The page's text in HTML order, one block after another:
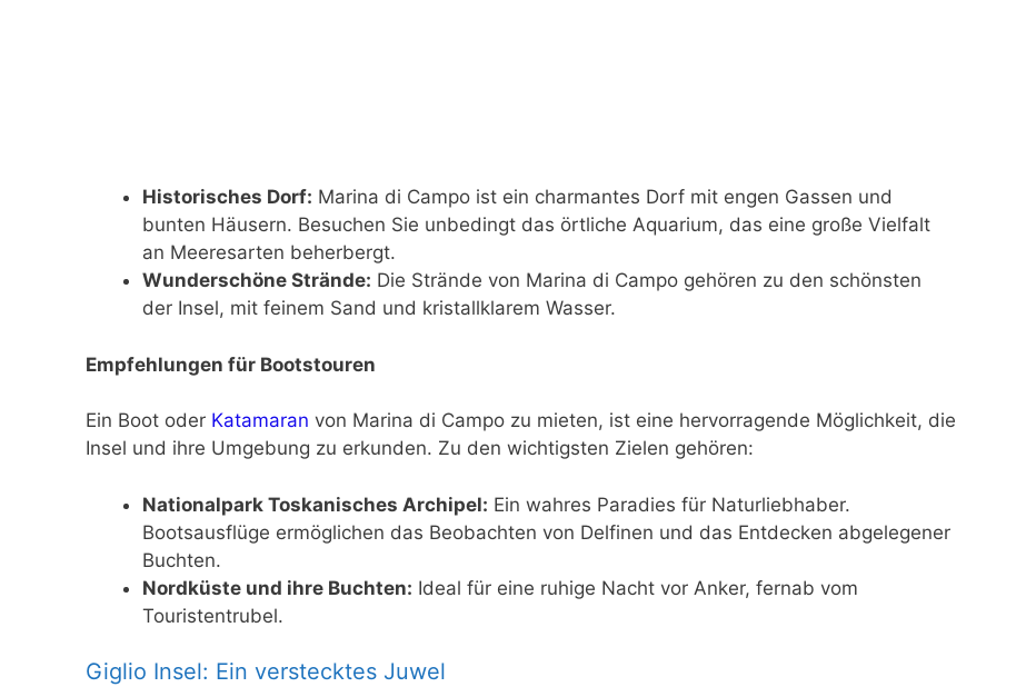
Historisches Dorf: Marina di Campo ist ein charmantes Dorf mit engen Gassen und
bunten Häusern. Besuchen Sie unbedingt das örtliche Aquarium, das eine große Vielfalt
an Meeresarten beherbergt.
Wunderschöne Strände: Die Strände von Marina di Campo gehören zu den schönsten
der Insel, mit feinem Sand und kristallklarem Wasser.
Empfehlungen für Bootstouren
Ein Boot oder Katamaran von Marina di Campo zu mieten, ist eine hervorragende Möglichkeit, die
Insel und ihre Umgebung zu erkunden. Zu den wichtigsten Zielen gehören:
Nationalpark Toskanisches Archipel: Ein wahres Paradies für Naturliebhaber.
Bootsausflüge ermöglichen das Beobachten von Delfinen und das Entdecken abgelegener
Buchten.
Nordküste und ihre Buchten: Ideal für eine ruhige Nacht vor Anker, fernab vom
Touristentrubel.
Giglio Insel: Ein verstecktes Juwel